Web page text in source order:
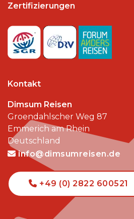
Zertifizierungen
Kontakt
Dimsum Reisen
Groendahlscher Weg 87
Emmerich am Rhein
Deutschland
info@dimsumreisen.de
+49 (0) 2822 600521